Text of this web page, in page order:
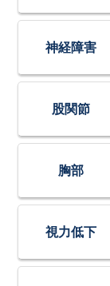
神経障害
股関節
胸部
視力低下